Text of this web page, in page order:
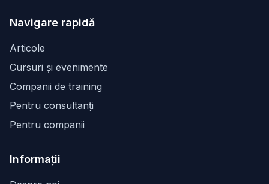
Navigare rapidă
Articole
Cursuri și evenimente
Companii de training
Pentru consultanți
Pentru companii
Informații